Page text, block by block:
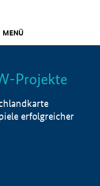
MENÜ
Info
Projekte
erfolgreicher